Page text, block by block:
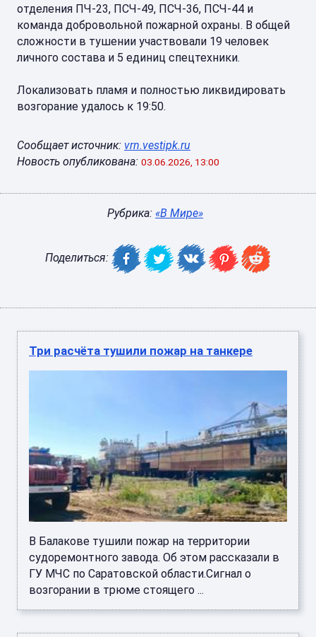
отделения ПЧ-23, ПСЧ-49, ПСЧ-36, ПСЧ-44 и
команда добровольной пожарной охраны. В общей
сложности в тушении участвовали 19 человек
личного состава и 5 единиц спецтехники.
Локализовать пламя и полностью ликвидировать
возгорание удалось к 19:50.
Сообщает источник: vrn.vestipk.ru
Новость опубликована: 03.06.2026, 13:00
Рубрика: «В Мире»
Поделиться:
Три расчёта тушили пожар на танкере
В Балакове тушили пожар на территории
судоремонтного завода. Об этом рассказали в
ГУ МЧС по Саратовской области.Сигнал о
возгорании в трюме стоящего ...